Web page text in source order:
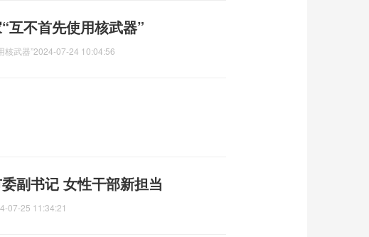
互不首先使用核武器”
核武器”2024-07-24 10:04:56
副书记 女性干部新担当
07-25 11:34:21